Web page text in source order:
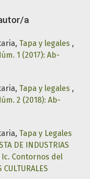
a
Tapa y legales ,
1 (2017): Ab-
Tapa y legales ,
2 (2018): Ab-
Tapa y Legales
DE INDUSTRIAS
Ic. Contornos del